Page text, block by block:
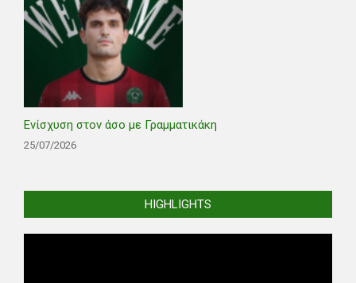
Ενίσχυση στον άσο με Γραμματικάκη
25/07/2026
HIGHLIGHTS